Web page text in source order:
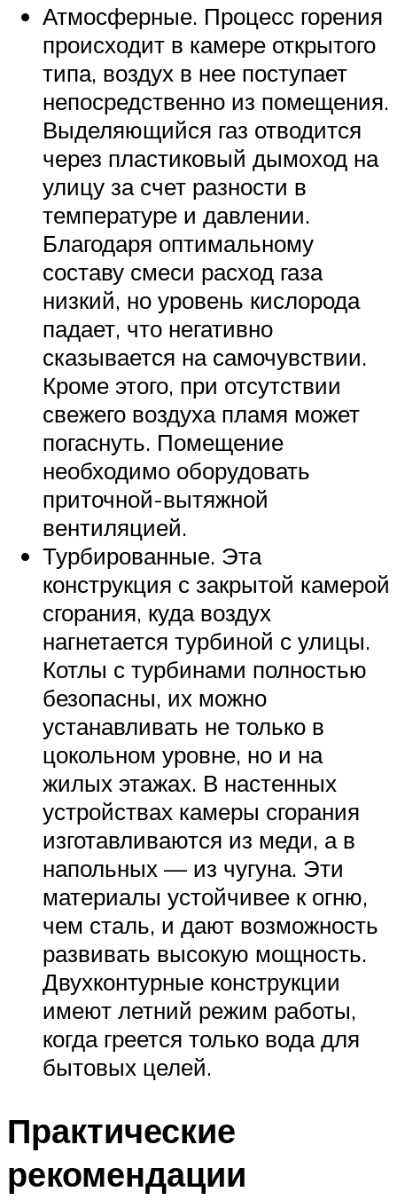
Атмосферные. Процесс горения
происходит в камере открытого
типа, воздух в нее поступает
непосредственно из помещения.
Выделяющийся газ отводится
через пластиковый дымоход на
улицу за счет разности в
температуре и давлении.
Благодаря оптимальному
составу смеси расход газа
низкий, но уровень кислорода
падает, что негативно
сказывается на самочувствии.
Кроме этого, при отсутствии
свежего воздуха пламя может
погаснуть. Помещение
необходимо оборудовать
приточной-вытяжной
вентиляцией.
Турбированные. Эта
конструкция с закрытой камерой
сгорания, куда воздух
нагнетается турбиной с улицы.
Котлы с турбинами полностью
безопасны, их можно
устанавливать не только в
цокольном уровне, но и на
жилых этажах. В настенных
устройствах камеры сгорания
изготавливаются из меди, а в
напольных — из чугуна. Эти
материалы устойчивее к огню,
чем сталь, и дают возможность
развивать высокую мощность.
Двухконтурные конструкции
имеют летний режим работы,
когда греется только вода для
бытовых целей.
Практические
рекомендации